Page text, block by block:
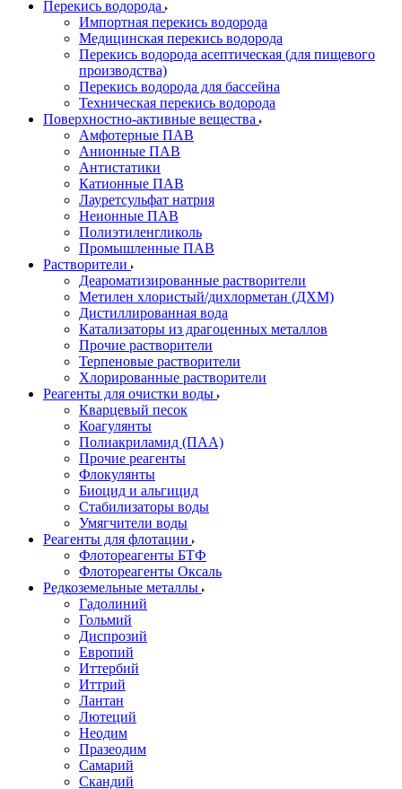
Перекись водорода
Импортная перекись водорода
Медицинская перекись водорода
Перекись водорода асептическая (для пищевого
производства)
Перекись водорода для бассейна
Техническая перекись водорода
Поверхностно-активные вещества
Амфотерные ПАВ
Анионные ПАВ
Антистатики
Катионные ПАВ
Лауретсульфат натрия
Неионные ПАВ
Полиэтиленгликоль
Промышленные ПАВ
Растворители
Деароматизированные растворители
Метилен хлористый/дихлорметан (ДХМ)
Дистиллированная вода
Катализаторы из драгоценных металлов
Прочие растворители
Терпеновые растворители
Хлорированные растворители
Реагенты для очистки воды
Кварцевый песок
Коагулянты
Полиакриламид (ПАА)
Прочие реагенты
Флокулянты
Биоцид и альгицид
Стабилизаторы воды
Умягчители воды
Реагенты для флотации
Флотореагенты БТФ
Флотореагенты Оксаль
Редкоземельные металлы
Гадолиний
Гольмий
Диспрозий
Европий
Иттербий
Иттрий
Лантан
Лютеций
Неодим
Празеодим
Самарий
Скандий